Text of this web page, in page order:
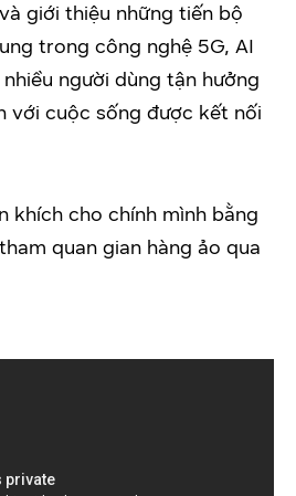
giới thiệu những tiến bộ
trong công nghệ 5G, AI
người dùng tận hưởng
với cuộc sống được kết nối
khích cho chính mình bằng
quan gian hàng ảo qua